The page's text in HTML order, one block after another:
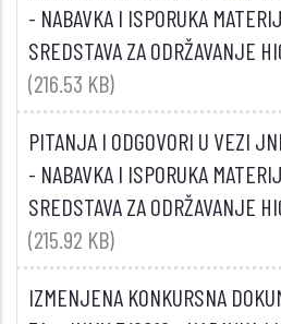
- NABAVKA I ISPORUKA
SREDSTAVA ZA ODRŽAVANJE
(216.53 KB)
PITANJA I ODGOVORI U VEZI
- NABAVKA I ISPORUKA
SREDSTAVA ZA ODRŽAVANJE
(215.92 KB)
IZMENJENA KONKURSNA